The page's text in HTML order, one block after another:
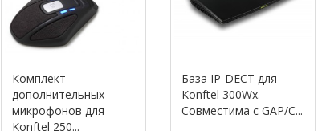
Комплект
дополнительных
микрофонов для
Konftel 250...
База IP-DECT для
Konftel 300Wx.
Совместима с GAP/C...